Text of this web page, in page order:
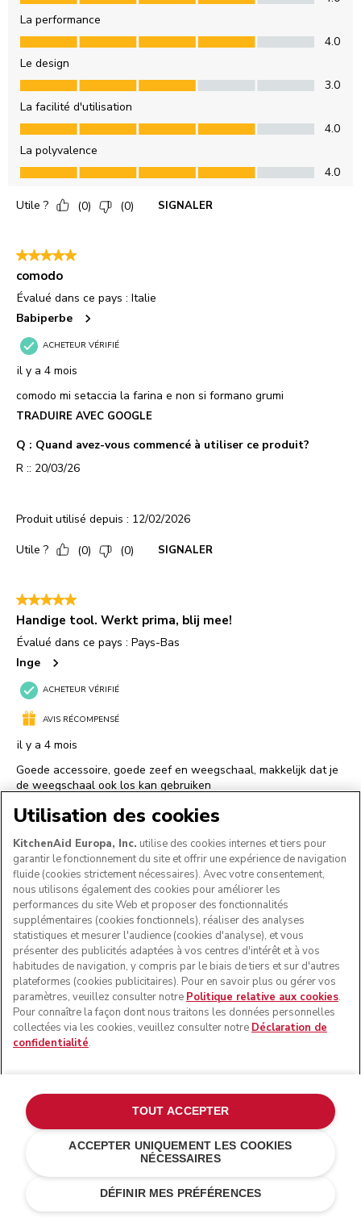
Économies de
coûts € 44,75
Utilisation des cookies
KitchenAid Europa, Inc. utilise des cookies internes et tiers pour
garantir le fonctionnement du site et offrir une expérience de navigation
fluide (cookies strictement nécessaires). Avec votre consentement,
nous utilisons également des cookies pour améliorer les
performances du site Web et proposer des fonctionnalités
supplémentaires (cookies fonctionnels), réaliser des analyses
statistiques et mesurer l'audience (cookies d'analyse), et vous
présenter des publicités adaptées à vos centres d'intérêt et à vos
habitudes de navigation, y compris par le biais de tiers et sur d'autres
plateformes (cookies publicitaires). Pour en savoir plus ou gérer vos
paramètres, veuillez consulter notre Politique relative aux cookies.
Pour connaître la façon dont nous traitons les données personnelles
collectées via les cookies, veuillez consulter notre Déclaration de
confidentialité.
DÉFINIR MES PRÉFÉRENCES
ACCEPTER UNIQUEMENT LES COOKIES
NÉCESSAIRES
TOUT ACCEPTER